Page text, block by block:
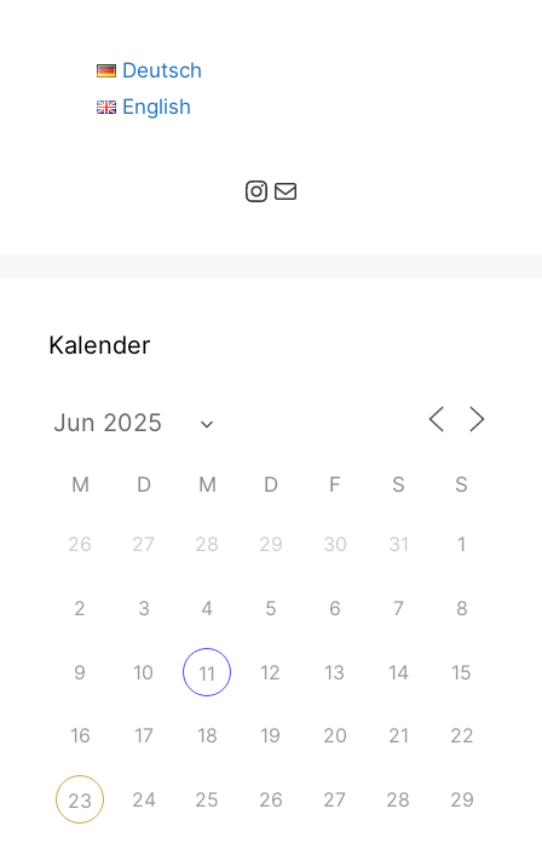
Deutsch
English
Instagram E-Mail
Kalender
M D M D F S S
26 27 28 29 30 31 1
2 3 4 5 6 7 8
9 10 11 12 13 14 15
16 17 18 19 20 21 22
23 24 25 26 27 28 29